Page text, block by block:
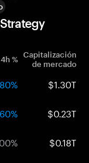
% Capitalización
de mercado
$1.30T
$0.23T
$0.18T